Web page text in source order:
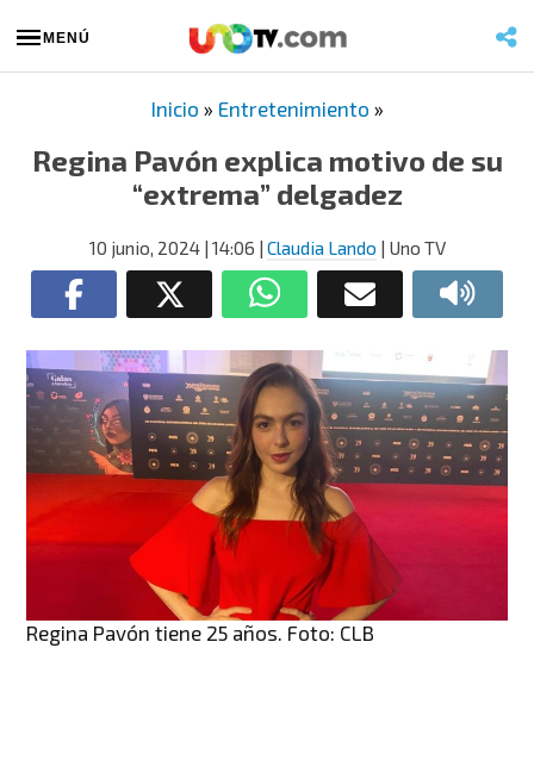
MENÚ
Inicio » Entretenimiento »
Regina Pavón explica motivo de su
“extrema” delgadez
10 junio, 2024| 14:06 | Claudia Lando | Uno TV
Regina Pavón tiene 25 años. Foto: CLB